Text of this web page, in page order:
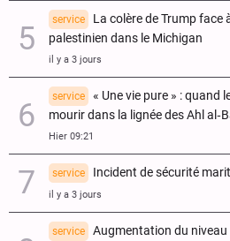
service
La colère de Trump
palestinien dans le Michigan
il y a 3 jours
service
« Une vie pure » : quand
mourir dans la lignée des Ahl
Hier 09:21
service Incident de sécurité
il y a 3 jours
service
Augmentation du